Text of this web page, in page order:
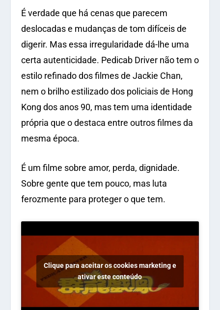
É verdade que há cenas que parecem
deslocadas e mudanças de tom difíceis de
digerir. Mas essa irregularidade dá-lhe uma
certa autenticidade. Pedicab Drivernão tem o
estilo refinado dos filmes de Jackie Chan,
nem o brilho estilizado dos policiais de Hong
Kong dos anos 90, mas tem uma identidade
própria que o destaca entre outros filmes da
mesma época.
É um filme sobre amor, perda, dignidade.
Sobre gente que tem pouco, mas luta
ferozmente para proteger o que tem.
Clique para aceitar os cookies marketing e
ativar este conteúdo